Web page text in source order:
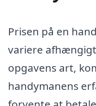
Prisen på en
variere
opgavens art,
handymanens